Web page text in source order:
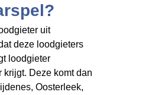
uit
deze loodgieters
loodgieter
krijgt. Deze komt dan
Oosterleek,